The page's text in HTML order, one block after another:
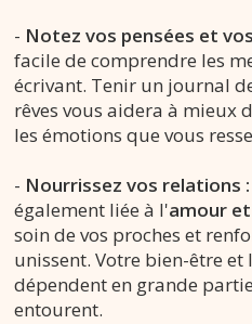
- Notez vos pensées et
facile de comprendre les
écrivant. Tenir un journal
rêves vous aidera à mieux
les émotions que vous
- Nourrissez vos relations :
également liée à l'amour
soin de vos proches et
unissent. Votre bien-être
dépendent en grande
entourent.